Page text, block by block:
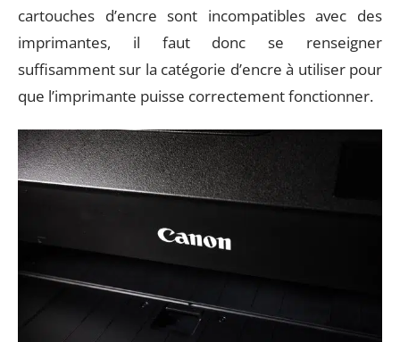
cartouches d’encre sont incompatibles avec des
imprimantes, il faut donc se renseigner
suffisamment sur la catégorie d’encre à utiliser pour
que l’imprimante puisse correctement fonctionner.